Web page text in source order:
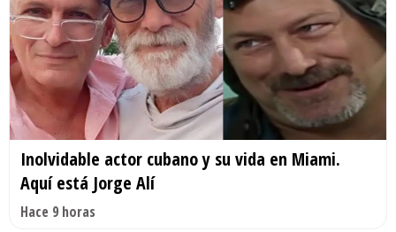
Inolvidable actor cubano y su vida en Miami.
Aquí está Jorge Alí
Hace 9 horas